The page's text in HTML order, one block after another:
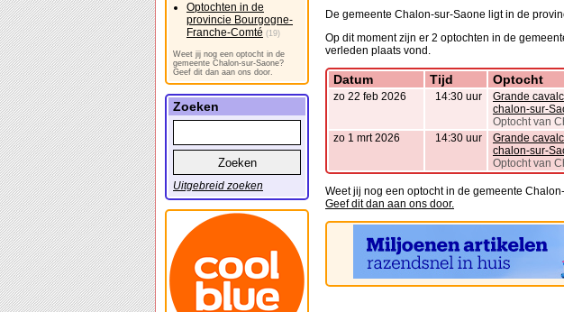
De gemeente Chalon-sur-Saone ligt in de
Op dit moment zijn er 2 optochten in de
verleden plaats vond.
Datum Tijd Optocht
zo 22 feb 2026 14:30 uur
Grande
chalon-sur-
Optocht van
zo 1 mrt 2026 14:30 uur
Grande
chalon-sur-
Optocht van
Weet jij nog een optocht in de gemeente
Geef dit dan aan ons door.
Optochten in de
provincie Bourgogne-
Franche-Comté (19)
Weet jij nog een optocht in de
gemeente Chalon-sur-Saone?
Geef dit dan aan ons door.
Zoeken
Uitgebreid zoeken